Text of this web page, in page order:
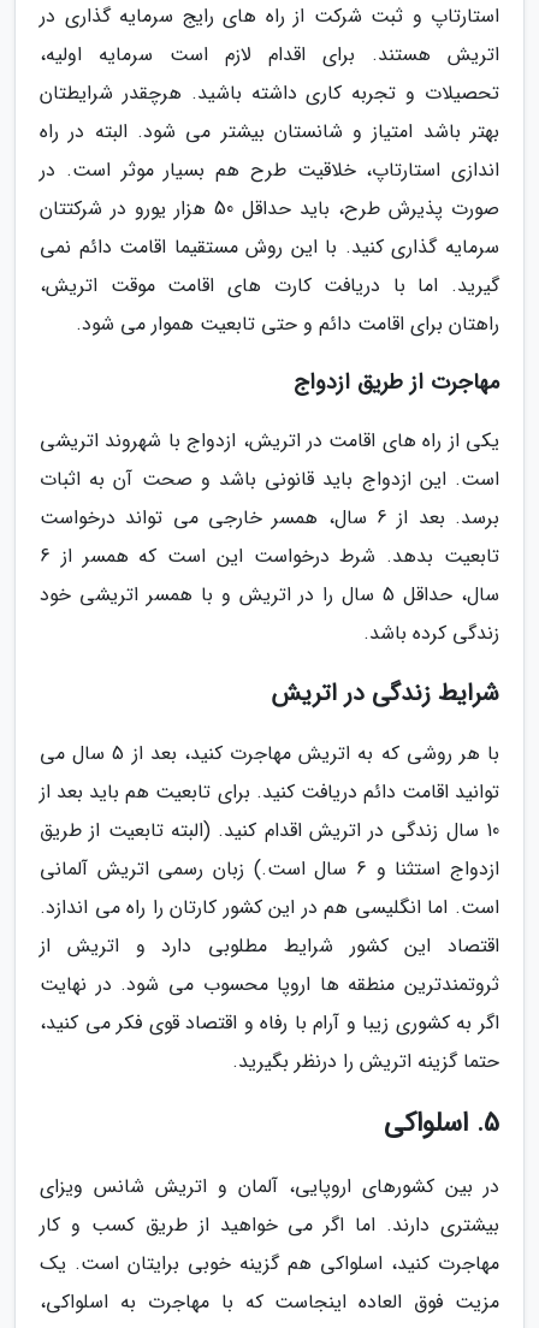
استارتاپ و ثبت شرکت از راه های رایج سرمایه گذاری در
اتریش هستند. برای اقدام لازم است سرمایه اولیه،
تحصیلات و تجربه کاری داشته باشید. هرچقدر شرایطتان
بهتر باشد امتیاز و شانستان بیشتر می شود. البته در راه
اندازی استارتاپ، خلاقیت طرح هم بسیار موثر است. در
صورت پذیرش طرح، باید حداقل 50 هزار یورو در شرکتتان
سرمایه گذاری کنید. با این روش مستقیما اقامت دائم نمی
گیرید. اما با دریافت کارت های اقامت موقت اتریش،
راهتان برای اقامت دائم و حتی تابعیت هموار می شود.
مهاجرت از طریق ازدواج
یکی از راه های اقامت در اتریش، ازدواج با شهروند اتریشی
است. این ازدواج باید قانونی باشد و صحت آن به اثبات
برسد. بعد از 6 سال، همسر خارجی می تواند درخواست
تابعیت بدهد. شرط درخواست این است که همسر از 6
سال، حداقل 5 سال را در اتریش و با همسر اتریشی خود
زندگی کرده باشد.
شرایط زندگی در اتریش
با هر روشی که به اتریش مهاجرت کنید، بعد از 5 سال می
توانید اقامت دائم دریافت کنید. برای تابعیت هم باید بعد از
10 سال زندگی در اتریش اقدام کنید. (البته تابعیت از طریق
ازدواج استثنا و 6 سال است.) زبان رسمی اتریش آلمانی
است. اما انگلیسی هم در این کشور کارتان را راه می اندازد.
اقتصاد این کشور شرایط مطلوبی دارد و اتریش از
ثروتمندترین منطقه ها اروپا محسوب می شود. در نهایت
اگر به کشوری زیبا و آرام با رفاه و اقتصاد قوی فکر می کنید،
حتما گزینه اتریش را درنظر بگیرید.
5. اسلواکی
در بین کشورهای اروپایی، آلمان و اتریش شانس ویزای
بیشتری دارند. اما اگر می خواهید از طریق کسب و کار
مهاجرت کنید، اسلواکی هم گزینه خوبی برایتان است. یک
مزیت فوق العاده اینجاست که با مهاجرت به اسلواکی،